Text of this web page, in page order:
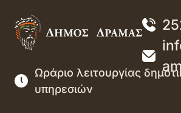
Ωράριο λειτουργίας
υπηρεσιών